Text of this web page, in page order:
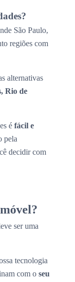
São Paulo,
regiões com
alternativas
Rio de
é fácil e
pela
decidir com
ser uma
tecnologia
com o seu